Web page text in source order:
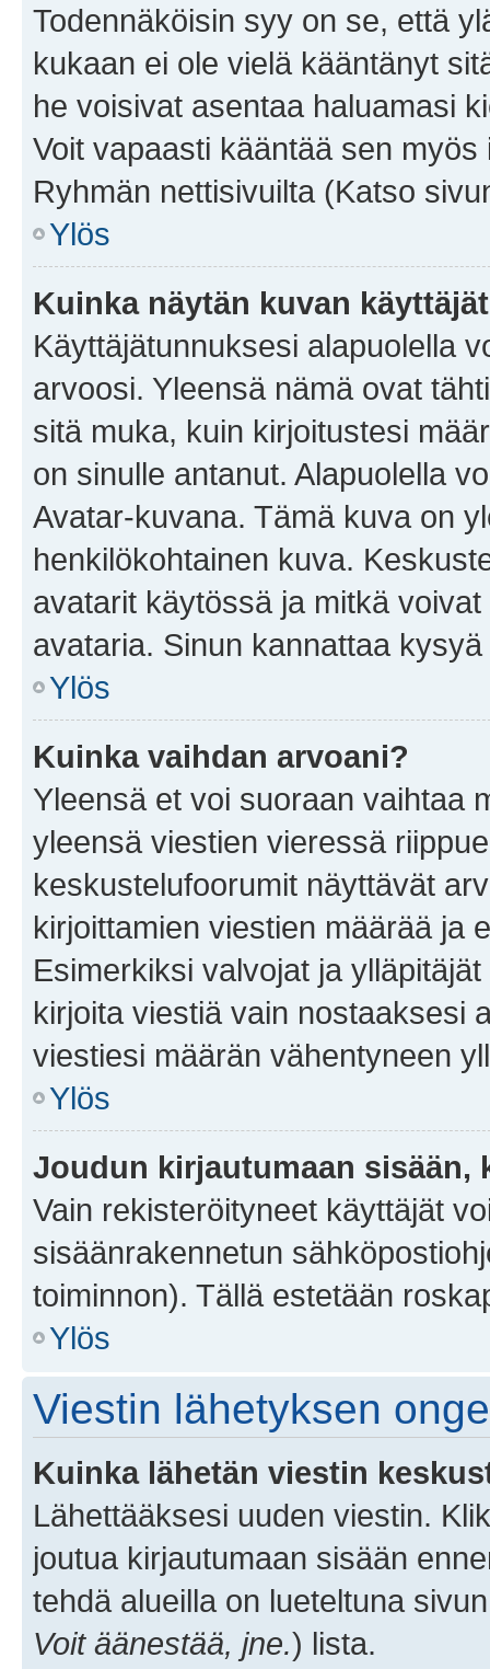
Todennäköisin syy on se, että
kukaan ei ole vielä kääntänyt
he voisivat asentaa haluamasi
Voit vapaasti kääntää sen
Ryhmän nettisivuilta (Katso
Ylös
Kuinka näytän kuvan
Käyttäjätunnuksesi alapuolella
arvoosi. Yleensä nämä ovat
sitä muka, kuin kirjoitustesi
on sinulle antanut. Alapuolella
Avatar-kuvana. Tämä kuva on
henkilökohtainen kuva.
avatarit käytössä ja mitkä
avataria. Sinun kannattaa
Ylös
Kuinka vaihdan arvoani?
Yleensä et voi suoraan vaihtaa
yleensä viestien vieressä
keskustelufoorumit näyttävät
kirjoittamien viestien määrää ja
Esimerkiksi valvojat ja
kirjoita viestiä vain nostaaksesi
viestiesi määrän vähentyneen
Ylös
Joudun kirjautumaan sisään,
Vain rekisteröityneet käyttäjät
sisäänrakennetun
toiminnon). Tällä estetään
Ylös
Viestin lähetyksen
Kuinka lähetän viestin
Lähettääksesi uuden viestin.
joutua kirjautumaan sisään
tehdä alueilla on lueteltuna
Voit äänestää, jne.) lista.